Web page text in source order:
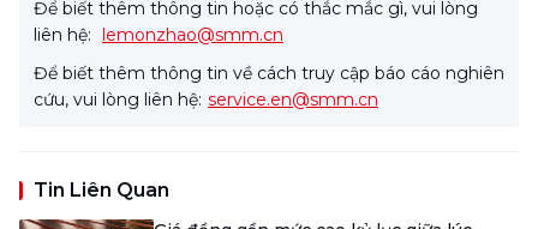
Để biết thêm thông tin hoặc có thắc mắc gì, vui lòng
liên hệ: lemonzhao@smm.cn
Để biết thêm thông tin về cách truy cập báo cáo nghiên
cứu, vui lòng liên hệ: service.en@smm.cn
Tin Liên Quan